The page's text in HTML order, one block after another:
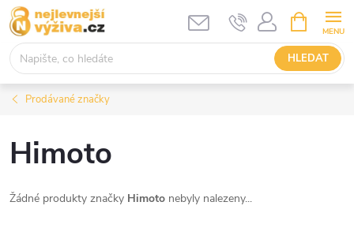
Přejít
na
obsah
HLEDAT
NÁKUPNÍ
KOŠÍK
Prodávané značky
Himoto
Žádné produkty značky Himoto nebyly nalezeny...